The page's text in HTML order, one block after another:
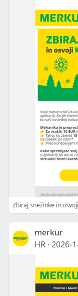
Zbiraj snežinke in
merkur
HR · 2026-